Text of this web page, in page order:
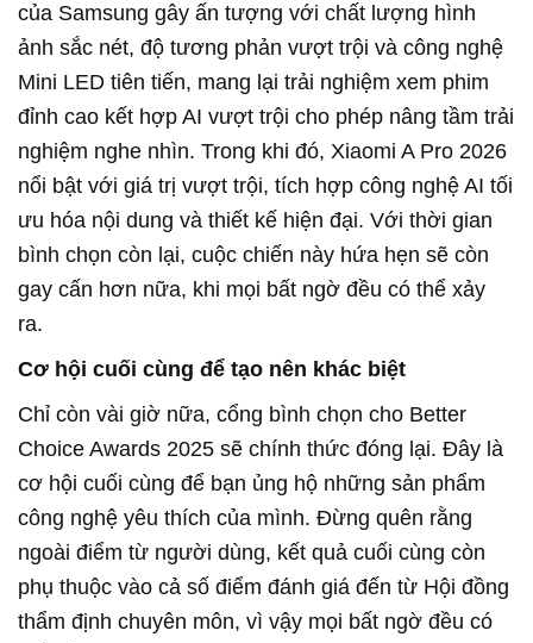
của Samsung gây ấn tượng với chất lượng hình
ảnh sắc nét, độ tương phản vượt trội và công nghệ
Mini LED tiên tiến, mang lại trải nghiệm xem phim
đỉnh cao kết hợp AI vượt trội cho phép nâng tầm trải
nghiệm nghe nhìn. Trong khi đó, Xiaomi A Pro 2026
nổi bật với giá trị vượt trội, tích hợp công nghệ AI tối
ưu hóa nội dung và thiết kế hiện đại. Với thời gian
bình chọn còn lại, cuộc chiến này hứa hẹn sẽ còn
gay cấn hơn nữa, khi mọi bất ngờ đều có thể xảy
ra.
Cơ hội cuối cùng để tạo nên khác biệt
Chỉ còn vài giờ nữa, cổng bình chọn cho Better
Choice Awards 2025 sẽ chính thức đóng lại. Đây là
cơ hội cuối cùng để bạn ủng hộ những sản phẩm
công nghệ yêu thích của mình. Đừng quên rằng
ngoài điểm từ người dùng, kết quả cuối cùng còn
phụ thuộc vào cả số điểm đánh giá đến từ Hội đồng
thẩm định chuyên môn, vì vậy mọi bất ngờ đều có